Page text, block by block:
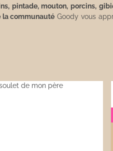
pintade, mouton, porcins,
la communauté Goody vous